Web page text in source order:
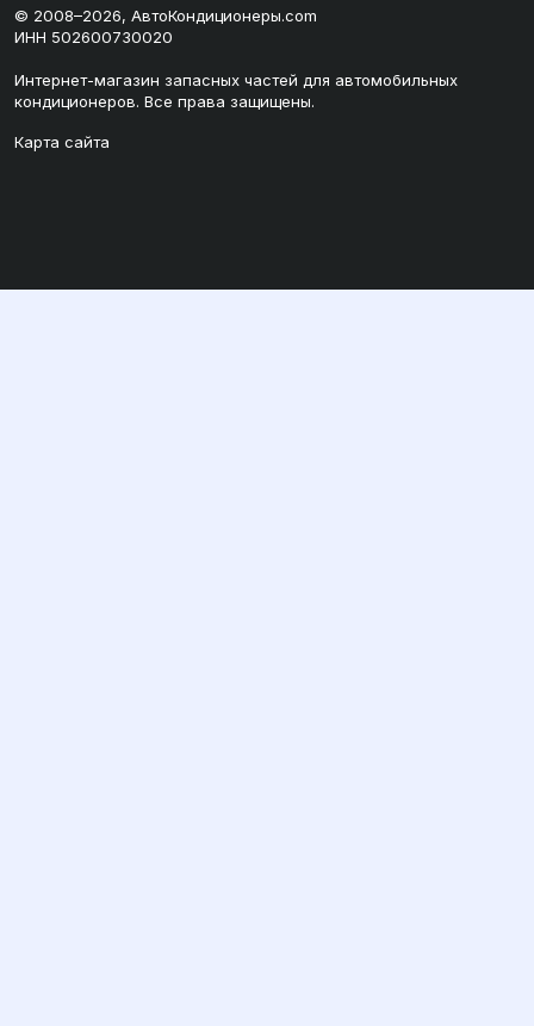
© 2008–2026, АвтоКондиционеры.com
ИНН 502600730020
Интернет-магазин запасных частей для автомобильных
кондиционеров. Все права защищены.
Карта сайта